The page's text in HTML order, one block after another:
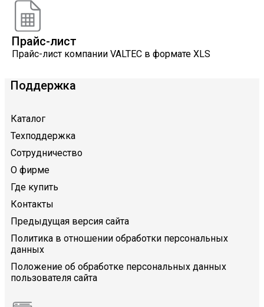
Прайс-лист
Прайс-лист компании VALTEC в формате XLS
Поддержка
Каталог
Техподдержка
Сотрудничество
О фирме
Где купить
Контакты
Предыдущая версия сайта
Политика в отношении обработки персональных
данных
Положение об обработке персональных данных
пользователя сайта